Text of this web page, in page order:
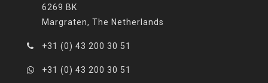
6269 BK
Margraten, The Netherlands
+31 (0) 43 200 30 51
+31 (0) 43 200 30 51